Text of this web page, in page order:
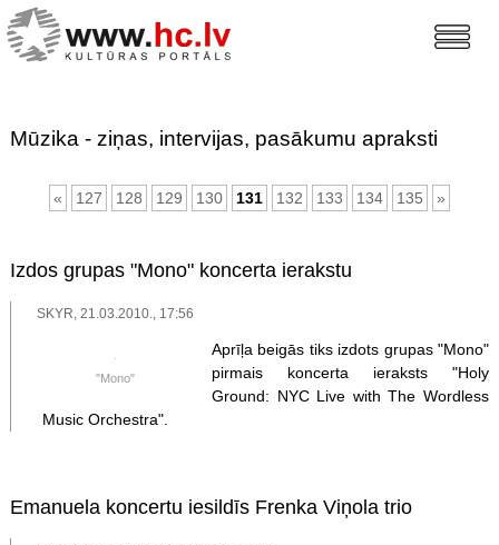
Mūzika - ziņas, intervijas, pasākumu apraksti
« 127 128 129 130 131 132 133 134 135 »
Izdos grupas "Mono" koncerta ierakstu
SKYR, 21.03.2010., 17:56
"Mono"
Aprīļa beigās tiks izdots grupas "Mono"
pirmais koncerta ieraksts "Holy
Ground: NYC Live with The Wordless
Music Orchestra".
Emanuela koncertu iesildīs Frenka Viņola trio